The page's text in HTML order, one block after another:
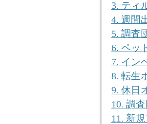
3. ティ
4. 週間
5. 調査
6. ペッ
7. イン
8. 転生
9. 休日
10. 調
11. 新